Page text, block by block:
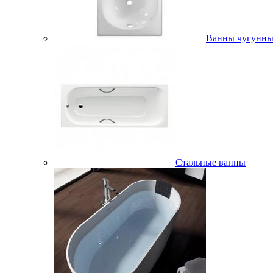
Ванны
Стальные ванны